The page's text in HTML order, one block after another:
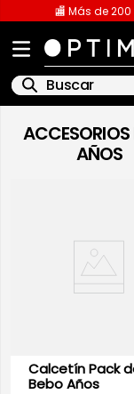
🏬 Más de
Buscar
ACCESORIOS
AÑOS
Calcetín Pack de
Bebo Años
.
licencia
playeras caballero
sudaderas
pantalones
playera polo